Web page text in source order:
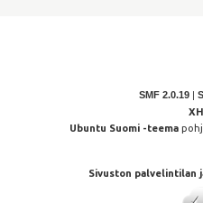
SMF 2.0.19 |
Ubuntu Suomi -teema
Sivuston palvelintilan